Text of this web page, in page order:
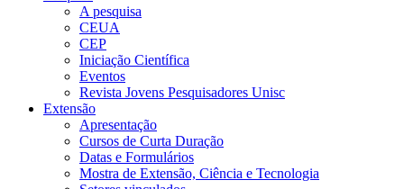
A pesquisa
CEUA
CEP
Iniciação Científica
Eventos
Revista Jovens Pesquisadores Unisc
Extensão
Apresentação
Cursos de Curta Duração
Datas e Formulários
Mostra de Extensão, Ciência e Tecnologia